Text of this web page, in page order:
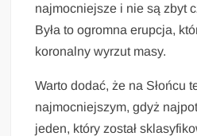
najmocniejsze i nie są zbyt
Była to ogromna erupcja,
koronalny wyrzut masy.
Warto dodać, że na Słońcu
najmocniejszym, gdyż
jeden, który został